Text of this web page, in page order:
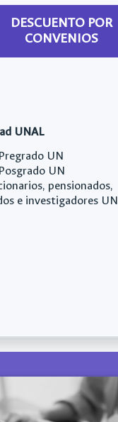
DESCUENTO POR
CONVENIOS
UNAL
UN
UN
pensionados,
e investigadores UN